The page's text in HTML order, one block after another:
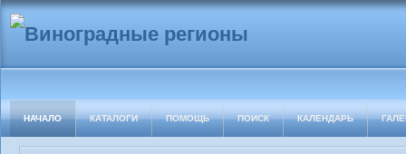
НАЧАЛО КАТАЛОГИ ПОМОЩЬ ПОИСК КАЛЕНДАРЬ